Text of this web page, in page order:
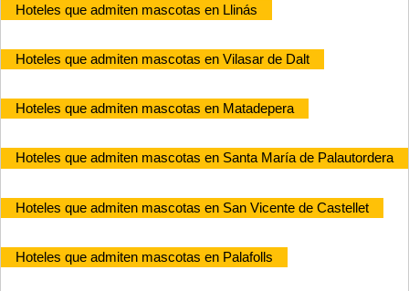
Hoteles que admiten mascotas en Llinás
Hoteles que admiten mascotas en Vilasar de Dalt
Hoteles que admiten mascotas en Matadepera
Hoteles que admiten mascotas en Santa María de Palautordera
Hoteles que admiten mascotas en San Vicente de Castellet
Hoteles que admiten mascotas en Palafolls